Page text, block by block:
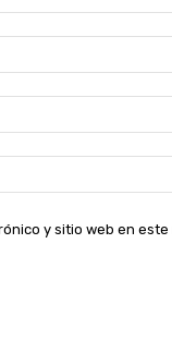
y sitio web en